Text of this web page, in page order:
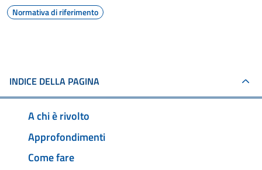
Normativa di riferimento
INDICE DELLA PAGINA
A chi è rivolto
Approfondimenti
Come fare